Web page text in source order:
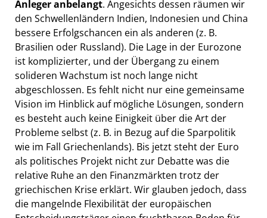
Anleger anbelangt. Angesichts dessen räumen wir
den Schwellenländern Indien, Indonesien und China
bessere Erfolgschancen ein als anderen (z. B.
Brasilien oder Russland). Die Lage in der Eurozone
ist komplizierter, und der Übergang zu einem
solideren Wachstum ist noch lange nicht
abgeschlossen. Es fehlt nicht nur eine gemeinsame
Vision im Hinblick auf mögliche Lösungen, sondern
es besteht auch keine Einigkeit über die Art der
Probleme selbst (z. B. in Bezug auf die Sparpolitik
wie im Fall Griechenlands). Bis jetzt steht der Euro
als politisches Projekt nicht zur Debatte was die
relative Ruhe an den Finanzmärkten trotz der
griechischen Krise erklärt. Wir glauben jedoch, dass
die mangelnde Flexibilität der europäischen